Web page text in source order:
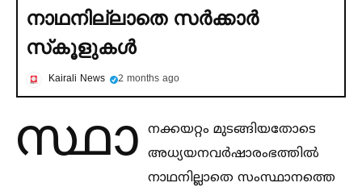
നാഥനില്ലാതെ സര്‍ക്കാര്‍
സ്‌കൂളുകള്‍
Kairali News 2 months ago
സ്ഥാ നക്കയറ്റം മുടങ്ങിയതോടെ
അധ്യയനവർഷാരംഭത്തില്‍
നാഥനില്ലാതെ സംസ്ഥാനത്തെ